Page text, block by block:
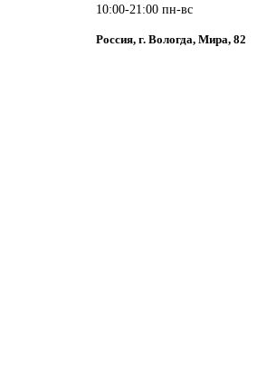
10:00-21:00 пн-вс
Россия, г. Вологда, Мира, 82